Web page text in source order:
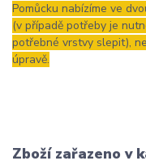
Pomůcku nabízíme ve
(v případě potřeby je
potřebné vrstvy slepit),
úpravě.
Zboží zařazeno v